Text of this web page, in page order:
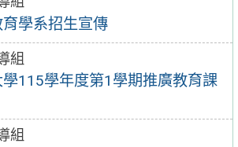
學系招生宣傳
組
115學年度第1學期推廣教育課
組